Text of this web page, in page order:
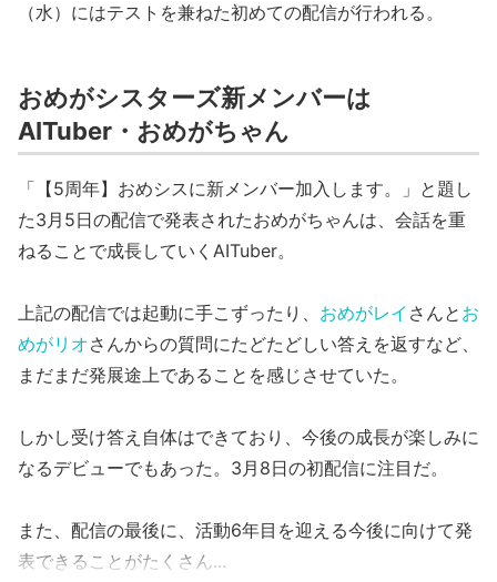
（水）にはテストを兼ねた初めての配信が行われる。
おめがシスターズ新メンバーは
AITuber・おめがちゃん
「【5周年】おめシスに新メンバー加入します。」と題し
た3月5日の配信で発表されたおめがちゃんは、会話を重
ねることで成長していくAITuber。
上記の配信では起動に手こずったり、 おめがレイ さんと お
めがリオさんからの質問にたどたどしい答えを返すなど、
まだまだ発展途上であることを感じさせていた。
しかし受け答え自体はできており、今後の成長が楽しみに
なるデビューでもあった。3月8日の初配信に注目だ。
また、配信の最後に、活動6年目を迎える今後に向けて発
表できることがたくさん...